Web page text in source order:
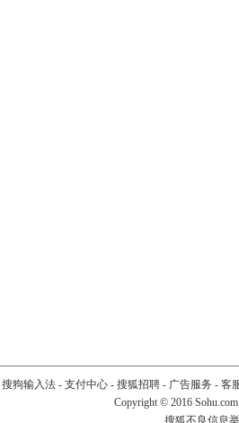
搜狗输入法- 支付中心- 搜狐招聘- 广告服务 - 客
Copyright © 2016
搜狐不良信息